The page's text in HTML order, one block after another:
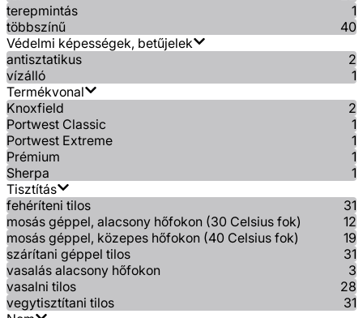
terepmintás
1
többszínű
40
Védelmi képességek, betűjelek
antisztatikus
2
vízálló
1
Termékvonal
Knoxfield
2
Portwest Classic
1
Portwest Extreme
1
Prémium
1
Sherpa
1
Tisztítás
fehéríteni tilos
31
mosás géppel, alacsony hőfokon (30 Celsius fok)
12
mosás géppel, közepes hőfokon (40 Celsius fok)
19
szárítani géppel tilos
31
vasalás alacsony hőfokon
3
vasalni tilos
28
vegytisztítani tilos
31